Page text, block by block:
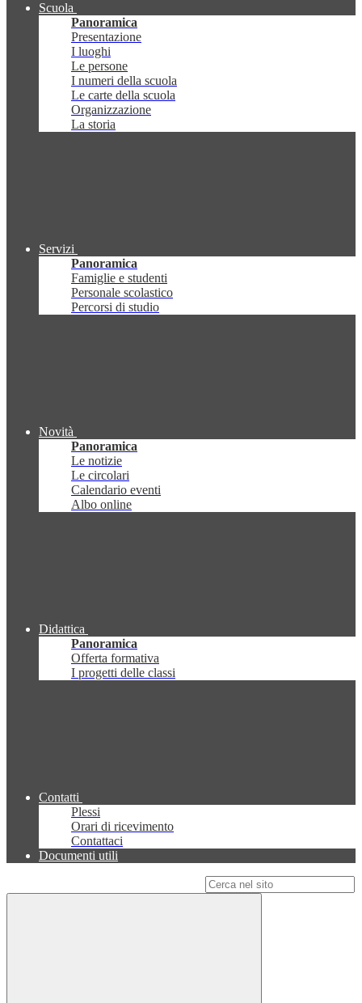
Scuola
Panoramica
Presentazione
I luoghi
Le persone
I numeri della scuola
Le carte della scuola
Organizzazione
La storia
Servizi
Panoramica
Famiglie e studenti
Personale scolastico
Percorsi di studio
Novità
Panoramica
Le notizie
Le circolari
Calendario eventi
Albo online
Didattica
Panoramica
Offerta formativa
I progetti delle classi
Contatti
Plessi
Orari di ricevimento
Contattaci
Documenti utili